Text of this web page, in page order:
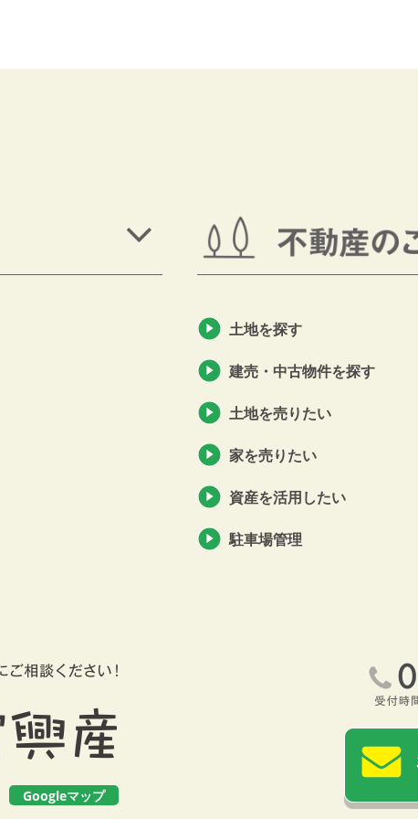
土地を探す
建売・中古物件を探す
土地を売りたい
家を売りたい
資産を活用したい
駐車場管理
Googleマップ